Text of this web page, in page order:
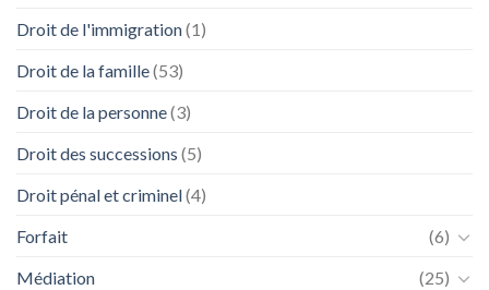
Droit de l'immigration(1)
Droit de la famille(53)
Droit de la personne(3)
Droit des successions (5)
Droit pénal et criminel(4)
Forfait
(6)
Médiation
(25)